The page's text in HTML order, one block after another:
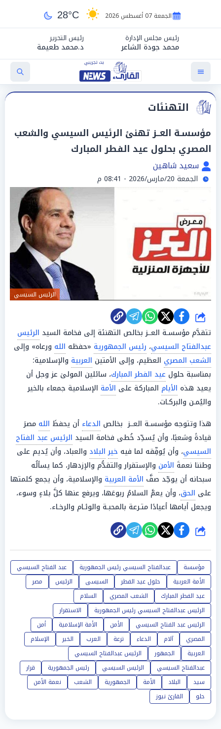
الجمعة 07 أغسطس 2026 28°C
رئيس مجلس الإدارة
محمد جودة الشاعر
رئيس التحرير
د.محمد طعيمة
التهنئات
مؤسسـة العــز تهنئ الرئيس السيسي والشعب
المصري بحلول عيد الفطر المبارك
سعيد شاهين
الجمعة 20/مارس/2026 - 08:41 م
الرئيس السيسي
شارك
تتقدَّم مؤسسـة العــز بخالص التهنئة إلى فخامة السيد الرئيس
عبدالفتاح السيسي، رئيس الجمهورية «حفظه الله ورعاه» وإلى
الشعب المصري العظيم، وإلى الأمتين العربية والإسلامية؛
بمناسبة حلول عيد الفطر المبارك، سائلين المولىٰ عز وجل أن
يعيد هذه الأيام المباركة على الأمة الإسلامية جمعاء بالخير
واليُمـن والبركـات.
هذا وتتوجه مؤسسـة العــز بخالص الدعاء أن يحفظَ الله مصرَ
قيادةً وشعبًا، وأن يُسدِّد خُطى فخامة السيد الرئيس عبد الفتاح
السيسي، وأن يُوفِّقه لما فيه خير البلاد والعباد، وأن يُديم على
وطننا نعمةَ الأمن والإستقرار والتقدُّم والإزدهار، كما يسألُه
سبحانه أن يوحِّد صفَّ الأمة العربية والإسلامية، وأن يجمع كلمتها
على الحق، وأن يعمَّ السلامُ ربوعَها، ويرفع عنها كلَّ بلاءٍ وسوء،
ويجعل أيامها أعيادًا متـرعة بالمحبـة والوئـام والرخـاء.
شارك
مؤسسة عبدالفتاح السيسي رئيس الجمهورية
عبد الفتاح السيسي
الأمة العربية
حلول عيد الفطر السيسى الرئيس
مصر
عيد الفطر المبارك
الشعب المصري
السلام
الرئيس عبدالفتاح السيسي رئيس الجمهورية
الاستقرار
الرئيس عبد الفتاح السيسي
الأمن الأمة الإسلامية
أمن
المصري
آلام الدعاء ترعة العرب الخير
الإسلام
العربية
الجمهور
الرئيس عبدالفتاح السيسي
عبدالفتاح السيسي
الرئيس السيسي رئيس الجمهورية
قرار
سيد
البلاد الأمة الجمهورية الشعب
نعمة الأمن
حلو
القارئ نيوز